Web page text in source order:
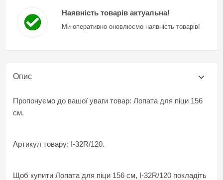
Наявність товарів актуальна!
Ми оперативно оновлюємо наявність товарів!
Опис
Пропонуємо до вашої уваги товар: Лопата для піци 156
см.
Артикул товару: I-32R/120.
Щоб купити Лопата для піци 156 см, I-32R/120 покладіть